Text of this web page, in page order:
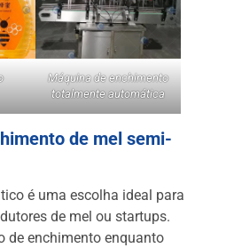
Máquina de enchimento
totalmente automática
de mel semi-
é uma escolha ideal para
de mel ou startups.
de enchimento enquanto